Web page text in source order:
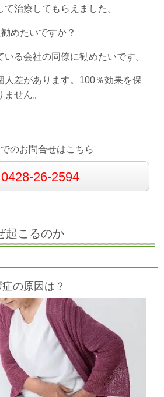
治療してもらえました。
めたいですか？
る会社の同僚に勧めたいです。
差があります。100％効果を保
せん。
のお問合せはこちら
0428-26-2594
起こるのか
の原因は？